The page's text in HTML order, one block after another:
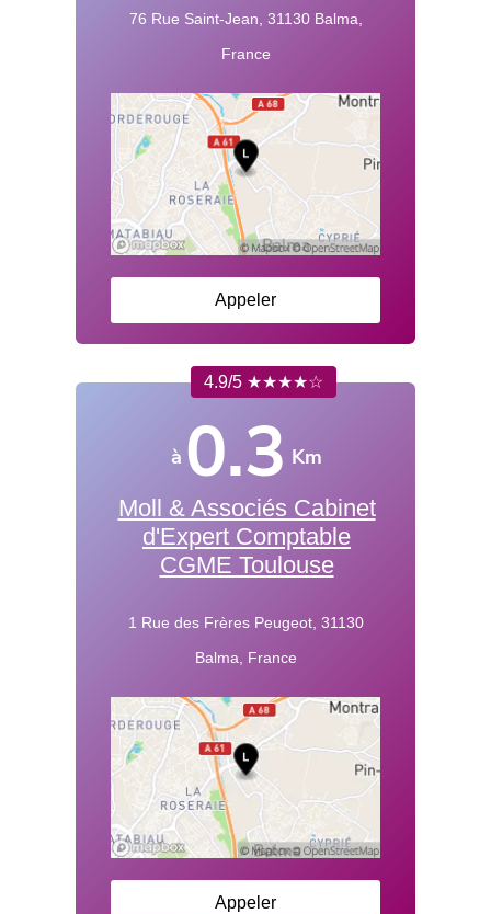
76 Rue Saint-Jean, 31130 Balma,
France
Appeler
4.9/5 ★★★★☆
à 0.3 Km
Moll & Associés Cabinet
d'Expert Comptable
CGME Toulouse
1 Rue des Frères Peugeot, 31130
Balma, France
Appeler